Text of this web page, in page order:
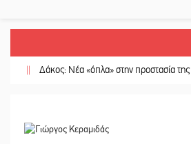
Δάκος: Νέα «όπλα» στην προστασία της ελιάς